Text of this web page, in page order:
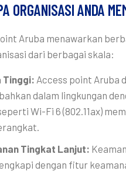
ORGANISASI ANDA
Aruba menawarkan
dari berbagai skala:
Tinggi: Access point Aruba
dalam lingkungan
Wi-Fi 6 (802.11ax)
Tingkat Lanjut:
dengan fitur